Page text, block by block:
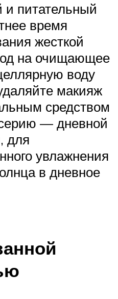
питательный
время
жесткой
на очищающее
воду
макияж
средством
— дневной
для
увлажнения
в дневное